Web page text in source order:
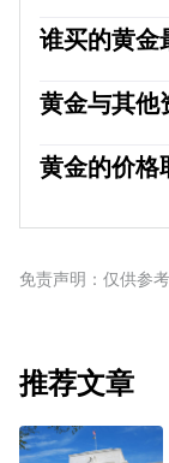
谁买的黄金
货币，各国央
高人们对经济
各国央行在
黄金与其他
产和避险资产
者和央行能够
的市场的抛售
黄金的价格
或对深度衰退
上涨，而较高的
免责声明：仅供参
推荐文章